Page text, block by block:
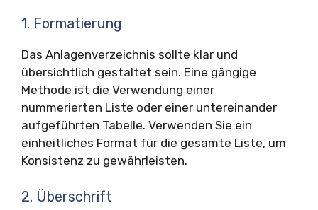
1. Formatierung
Das Anlagenverzeichnis sollte klar und
übersichtlich gestaltet sein. Eine gängige
Methode ist die Verwendung einer
nummerierten Liste oder einer untereinander
aufgeführten Tabelle. Verwenden Sie ein
einheitliches Format für die gesamte Liste, um
Konsistenz zu gewährleisten.
2. Überschrift